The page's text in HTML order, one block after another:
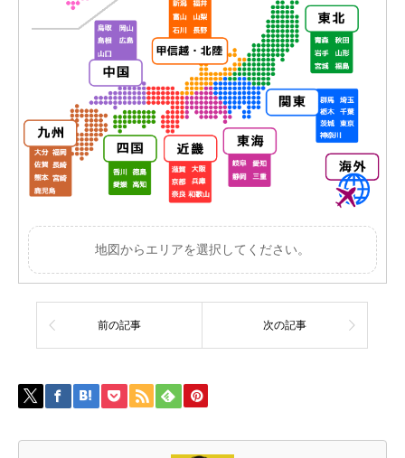
地図からエリアを選択してください。
前の記事 次の記事